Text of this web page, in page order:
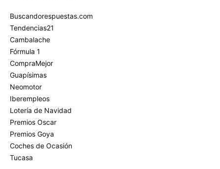
Buscandorespuestas.com
Tendencias21
Cambalache
Fórmula 1
CompraMejor
Guapísimas
Neomotor
Iberempleos
Lotería de Navidad
Premios Oscar
Premios Goya
Coches de Ocasión
Tucasa